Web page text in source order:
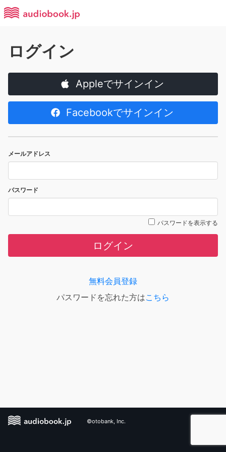
ログイン
Appleでサインイン
Facebookでサインイン
メールアドレス
パスワード
パスワードを表示する
ログイン
無料会員登録
パスワードを忘れた方はこちら
©otobank, Inc.